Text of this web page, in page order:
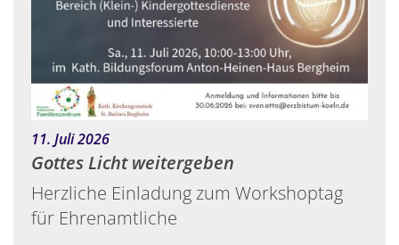
11. Juli 2026:
Gottes Licht weitergeben
Herzliche Einladung zum Workshoptag
für Ehrenamtliche